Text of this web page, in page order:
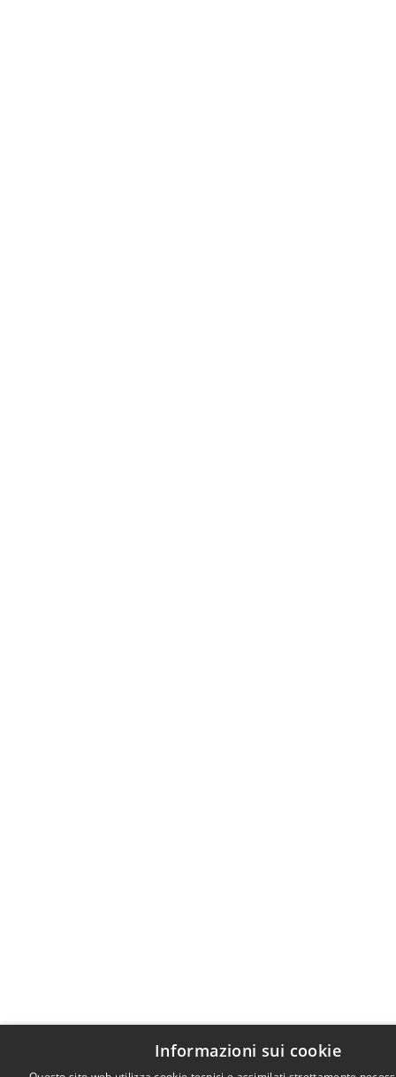
Informazioni sui cookie